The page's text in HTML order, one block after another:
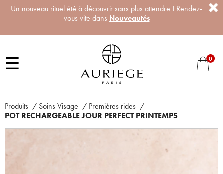
Un nouveau rituel été à découvrir sans plus attendre ! Rendez-
vous vite dans Nouveautés
☰ 0
Produits / Soins Visage / Premières rides /
POT RECHARGEABLE JOUR PERFECT PRINTEMPS